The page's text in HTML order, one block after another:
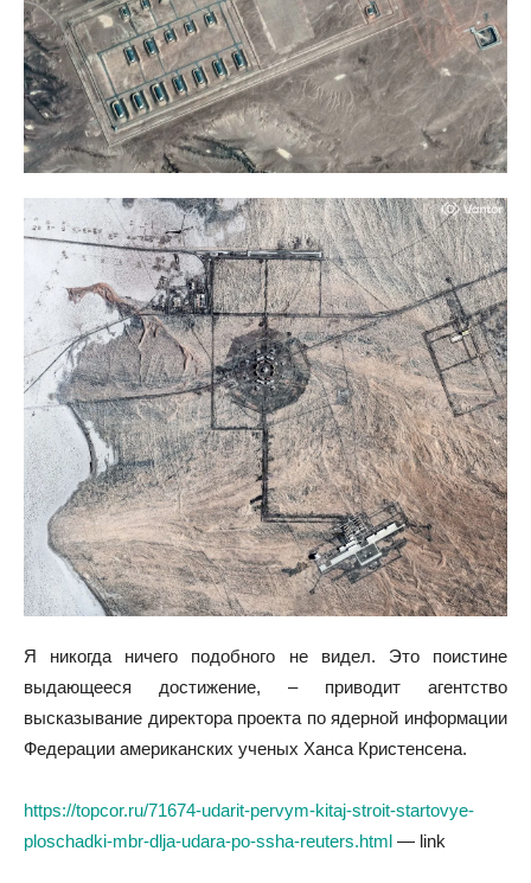
Я никогда ничего подобного не видел. Это поистине
выдающееся достижение, – приводит агентство
высказывание директора проекта по ядерной информации
Федерации американских ученых Ханса Кристенсена.
https://topcor.ru/71674-udarit-pervym-kitaj-stroit-startovye-
ploschadki-mbr-dlja-udara-po-ssha-reuters.html — link